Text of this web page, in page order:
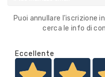
Puoi annullare l'iscrizione
cerca le info di
Eccellente